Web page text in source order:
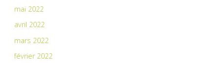
mai 2022
avril 2022
mars 2022
février 2022